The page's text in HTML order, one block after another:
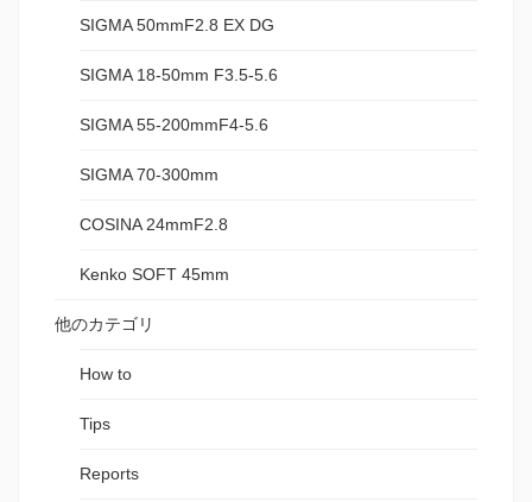
SIGMA 50mmF2.8 EX DG
SIGMA 18-50mm F3.5-5.6
SIGMA 55-200mmF4-5.6
SIGMA 70-300mm
COSINA 24mmF2.8
Kenko SOFT 45mm
他のカテゴリ
How to
Tips
Reports